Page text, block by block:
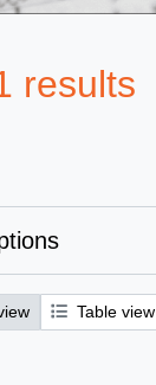
results
Table view